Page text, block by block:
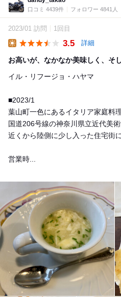
口コミ 4439件 フォロワー 4841人
2023/01 訪問 1回目
3.5 詳細
お高いが、なかなか美味しく、そ
イル・リフージョ・ハヤマ
■2023/1
葉山町一色にあるイタリア家庭料
国道206号線の神奈川県立近代美
近くから陸側に少し入った住宅街
営業時...